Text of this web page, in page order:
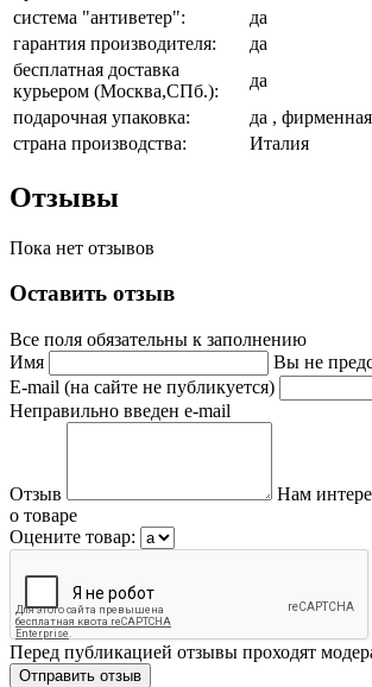
система "антиветер":
да
гарантия производителя:
да
бесплатная доставка
курьером (Москва,СПб.):
да
подарочная упаковка:
да ,
страна производства:
Италия
Отзывы
Пока нет отзывов
Оставить отзыв
Все поля обязательны к заполнению
Имя
Вы не
E-mail (на сайте не публикуется)
Неправильно введен e-mail
Отзыв
Нам
о товаре
Оцените товар:
Перед публикацией отзывы проходят